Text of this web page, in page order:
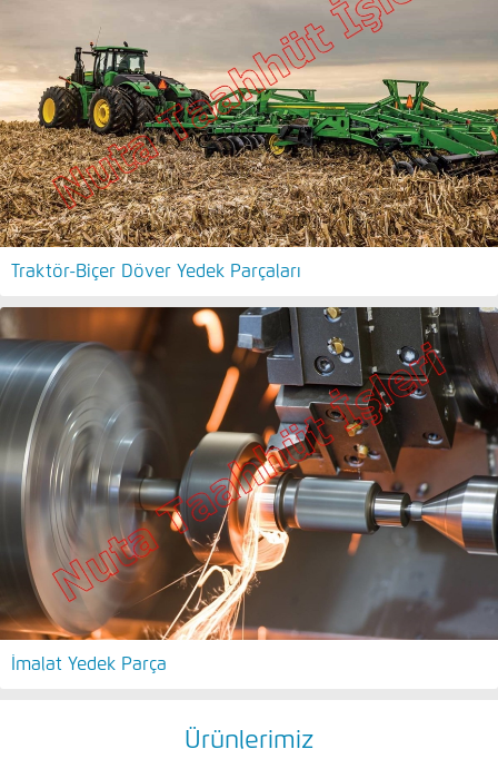
Traktör-Biçer Döver Yedek Parçaları
İmalat Yedek Parça
Ürünlerimiz